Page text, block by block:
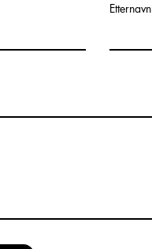
Etternavn